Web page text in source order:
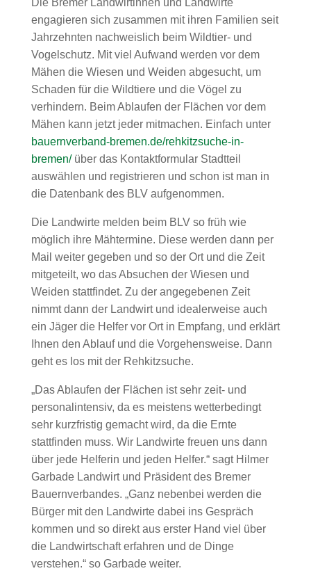
Die Bremer Landwirtinnen und Landwirte
engagieren sich zusammen mit ihren Familien seit
Jahrzehnten nachweislich beim Wildtier- und
Vogelschutz. Mit viel Aufwand werden vor dem
Mähen die Wiesen und Weiden abgesucht, um
Schaden für die Wildtiere und die Vögel zu
verhindern. Beim Ablaufen der Flächen vor dem
Mähen kann jetzt jeder mitmachen. Einfach unter
bauernverband-bremen.de/rehkitzsuche-in-
bremen/über das Kontaktformular Stadtteil
auswählen und registrieren und schon ist man in
die Datenbank des BLV aufgenommen.
Die Landwirte melden beim BLV so früh wie
möglich ihre Mähtermine. Diese werden dann per
Mail weiter gegeben und so der Ort und die Zeit
mitgeteilt, wo das Absuchen der Wiesen und
Weiden stattfindet. Zu der angegebenen Zeit
nimmt dann der Landwirt und idealerweise auch
ein Jäger die Helfer vor Ort in Empfang, und erklärt
Ihnen den Ablauf und die Vorgehensweise. Dann
geht es los mit der Rehkitzsuche.
„Das Ablaufen der Flächen ist sehr zeit- und
personalintensiv, da es meistens wetterbedingt
sehr kurzfristig gemacht wird, da die Ernte
stattfinden muss. Wir Landwirte freuen uns dann
über jede Helferin und jeden Helfer.“ sagt Hilmer
Garbade Landwirt und Präsident des Bremer
Bauernverbandes. „Ganz nebenbei werden die
Bürger mit den Landwirte dabei ins Gespräch
kommen und so direkt aus erster Hand viel über
die Landwirtschaft erfahren und de Dinge
verstehen.“ so Garbade weiter.